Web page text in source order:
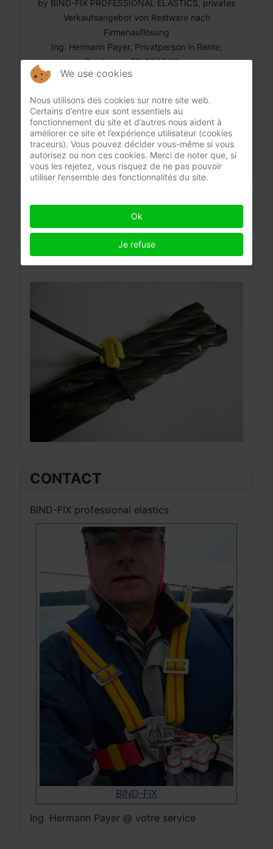
by BIND-FIX PROFESSIONAL ELASTICS, privates
Verkaufsangebot von Restware nach
Firmenauflösung
Ing. Hermann Payer, Privatperson in Rente,
Seidlgasse 29, 1030 Wien
Tel. ++43/1/718 31 71, email:
Aufsichtsbehörde: Mag. Bezirksamt für den 3. und
11. Bezirk / Wien
Déclaration de confidentialité
EXEMPLES
CONTACT
BIND-FIX professional elastics
BIND-FIX
Ing. Hermann Payer @ votre service
We use cookies
Nous utilisons des cookies sur notre site web.
Certains d’entre eux sont essentiels au
fonctionnement du site et d’autres nous aident à
améliorer ce site et l’expérience utilisateur (cookies
traceurs). Vous pouvez décider vous-même si vous
autorisez ou non ces cookies. Merci de noter que, si
vous les rejetez, vous risquez de ne pas pouvoir
utiliser l’ensemble des fonctionnalités du site.
Ok
Je refuse